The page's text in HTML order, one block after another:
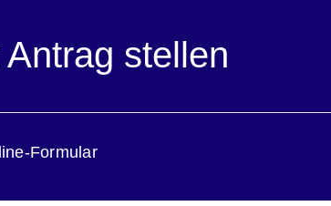
stellen
Formular
in einem neuen Fenster